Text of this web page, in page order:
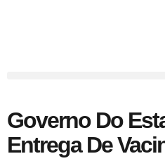
Governo Do
Entrega De